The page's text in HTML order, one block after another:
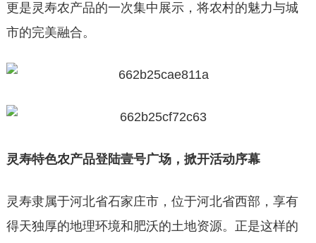
更是灵寿农产品的一次集中展示，将农村的魅力与城
市的完美融合。
灵寿特色农产品登陆壹号广场，掀开活动序幕
灵寿隶属于河北省石家庄市，位于河北省西部，享有
得天独厚的地理环境和肥沃的土地资源。正是这样的